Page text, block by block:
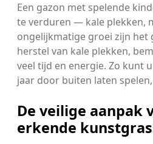
Een gazon met spelende
te verduren — kale plekken,
ongelijkmatige groei zijn het
herstel van kale plekken,
veel tijd en energie. Zo kunt
jaar door buiten laten
De veilige aanpak
erkende